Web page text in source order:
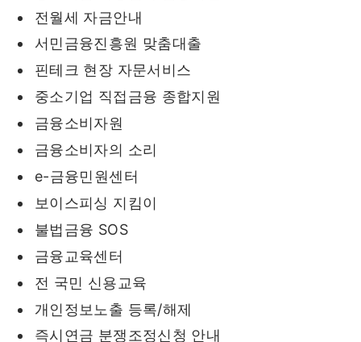
전월세 자금안내
서민금융진흥원 맞춤대출
핀테크 현장 자문서비스
중소기업 직접금융 종합지원
금융소비자원
금융소비자의 소리
e-금융민원센터
보이스피싱 지킴이
불법금융 SOS
금융교육센터
전 국민 신용교육
개인정보노출 등록/해제
즉시연금 분쟁조정신청 안내